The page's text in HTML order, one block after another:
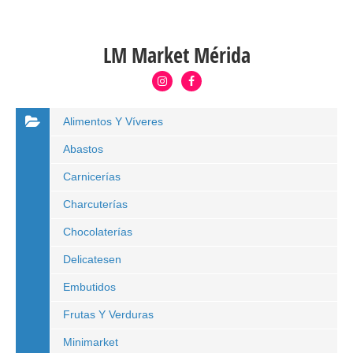
LM Market Mérida
Alimentos Y Víveres
Abastos
Carnicerías
Charcuterías
Chocolaterías
Delicatesen
Embutidos
Frutas Y Verduras
Minimarket